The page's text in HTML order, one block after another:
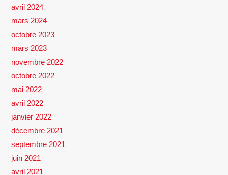
avril 2024
mars 2024
octobre 2023
mars 2023
novembre 2022
octobre 2022
mai 2022
avril 2022
janvier 2022
décembre 2021
septembre 2021
juin 2021
avril 2021